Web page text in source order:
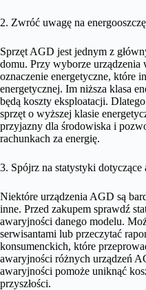
2. Zwróć uwagę na
Sprzęt AGD jest jednym z
domu. Przy wyborze urządzenia
oznaczenie energetyczne, które
energetycznej. Im niższa klasa
będą koszty eksploatacji.
sprzęt o wyższej klasie
przyjazny dla środowiska i
rachunkach za energię.
3. Spójrz na statystyki dotyczące
Niektóre urządzenia AGD są
inne. Przed zakupem sprawdź
awaryjności danego modelu.
serwisantami lub przeczytać
konsumenckich, które
awaryjności różnych urządzeń
awaryjności pomoże uniknąć
przyszłości.